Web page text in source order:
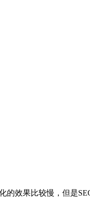
的效果比较慢，但是